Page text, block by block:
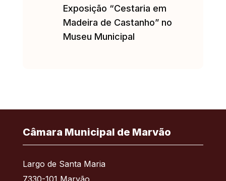
Exposição “Cestaria em
Madeira de Castanho” no
Museu Municipal
Câmara Municipal de Marvão
Largo de Santa Maria